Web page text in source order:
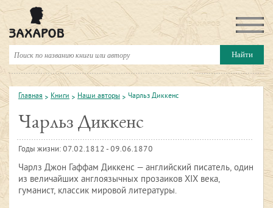
Главная Книги Наши авторы Чарльз Диккенс
Чарльз Диккенс
Годы жизни: 07.02.1812 - 09.06.1870
Чарлз Джон Гаффам Диккенс — английский писатель, один
из величайших англоязычных прозаиков XIX века,
гуманист, классик мировой литературы.